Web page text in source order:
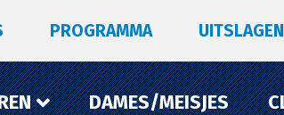
PROGRAMMA UITSLAGEN
DAMES/MEISJES